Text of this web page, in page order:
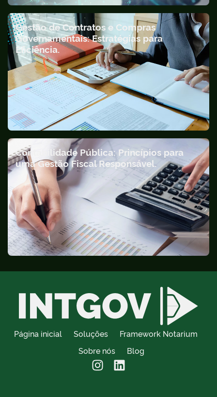
Gestão de Contratos e Compras
Governamentais: Estratégias para
Eficiência.
Contabilidade Pública: Princípios para
uma Gestão Fiscal Responsável.
Página inicial Soluções
Framework Notarium
Sobre nós
Blog